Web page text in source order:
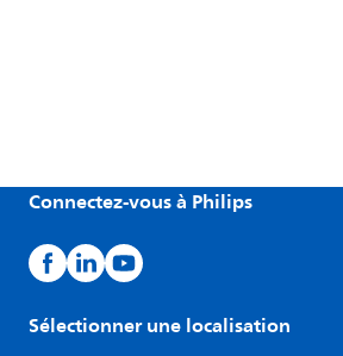
Connectez-vous à Philips
Sélectionner une localisation